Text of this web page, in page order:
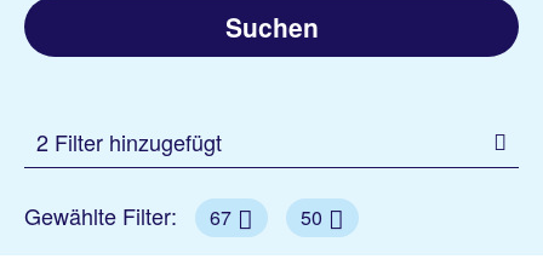
Suchen
2 Filter hinzugefügt
Gewählte Filter: 67 50